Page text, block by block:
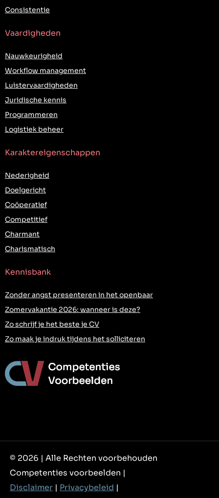
Consistentie
Vaardigheden
Nauwkeurigheid
Workflow management
Luistervaardigheden
Juridische kennis
Programmeren
Logistiek beheer
Karaktereigenschappen
Nederigheid
Doelgericht
Coöperatief
Competitief
Charmant
Charismatisch
Kennisbank
Zonder angst presenteren in het openbaar
Zomervakantie 2026: wanneer is deze?
Zo schrijf je het beste je CV
Zo maak je indruk tijdens het solliciteren
© 2026 | Alle Rechten voorbehouden
Competenties voorbeelden |
Disclaimer | Privacybeleid |